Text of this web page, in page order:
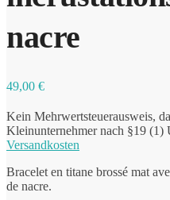
nacre
49,00 €
Kein Mehrwertsteuerausweis, da
Kleinunternehmer nach §19 (1)
Versandkosten
Bracelet en titane brossé mat
de nacre.